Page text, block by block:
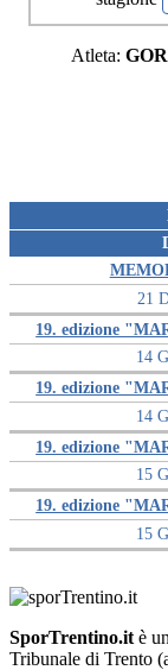
Atleta:
21
14
19. edizione
14
19. edizione
15
19. edizione
15
19. edizione
SporTrentino.it è
Tribunale di Trento